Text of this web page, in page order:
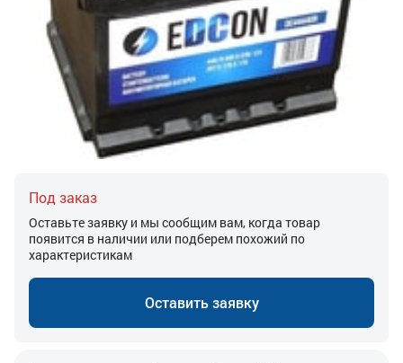
Под заказ
Оставьте заявку и мы сообщим вам, когда товар
появится в наличии или подберем похожий по
характеристикам
Оставить заявку